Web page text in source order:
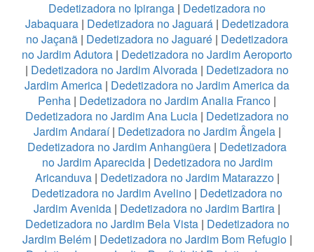
Dedetizadora no Ipiranga | Dedetizadora no
Jabaquara | Dedetizadora no Jaguará | Dedetizadora
no Jaçanã | Dedetizadora no Jaguaré | Dedetizadora
no Jardim Adutora | Dedetizadora no Jardim Aeroporto
| Dedetizadora no Jardim Alvorada | Dedetizadora no
Jardim America | Dedetizadora no Jardim America da
Penha | Dedetizadora no Jardim Analia Franco |
Dedetizadora no Jardim Ana Lucia | Dedetizadora no
Jardim Andaraí| Dedetizadora no Jardim Ângela|
Dedetizadora no Jardim Anhangüera | Dedetizadora
no Jardim Aparecida| Dedetizadora no Jardim
Aricanduva| Dedetizadora no Jardim Matarazzo|
Dedetizadora no Jardim Avelino | Dedetizadora no
Jardim Avenida | Dedetizadora no Jardim Bartira |
Dedetizadora no Jardim Bela Vista| Dedetizadora no
Jardim Belém| Dedetizadora no Jardim Bom Refugio|